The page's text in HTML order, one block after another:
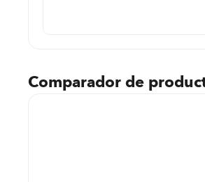
Comparador de